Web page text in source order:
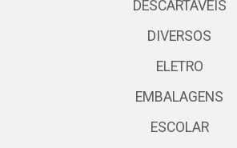
DESCARTAVEIS
DIVERSOS
ELETRO
EMBALAGENS
ESCOLAR